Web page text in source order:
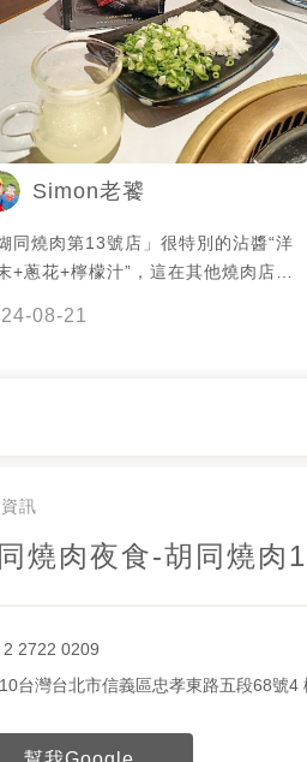
品項～有分成賞牛雙人及品豬雙人🌙 這
點「賞牛雙人套餐」 含套餐 包含「月
壽喜燒、和牛牛舌、牛肋條、牛五花、
降松阪豬、去骨雞腿肉、墨魚香腸、綜
菜、胡董招牌清燉牛肉湯、韓國泡
白飯、鮮鮭魚茶漬飯、奶油起士地瓜
糖布丁、香啤柚子氣泡飲or生啤」 含
端上桌的剎那很驚艷 選用鮮切肉質很
血水推推 而且
桌邊烤肉服務超專業 服務人員還會細
柚見 古月仔」回娘家活動，活動期
同燒肉用餐照片，即免費獲得「老欉
肉13號分店 🏠台北市信義區忠孝東
段68號4樓 ⏰： 週日到週三：
14:30/17:30-22:00 ⚠️挽肉料理
Simon老饕
煳同燒肉第13號店」很特別的沾醬“洋
+蔥花+檸檬汁”，這在其他燒肉店很
08-21
訊
燒肉夜食-胡同燒肉
2 2722 0209
台灣台北市信義區忠孝東路五段68號4